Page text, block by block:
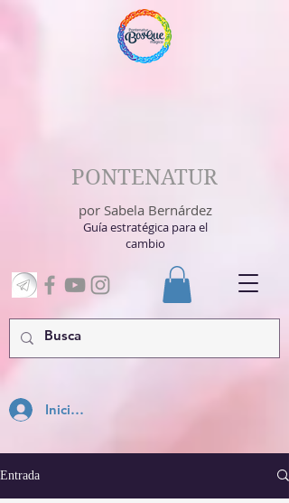
Inicia Sesión
PONTENATUR
por Sabela Bernárdez
Guía estratégica para el
cambio
Entrada